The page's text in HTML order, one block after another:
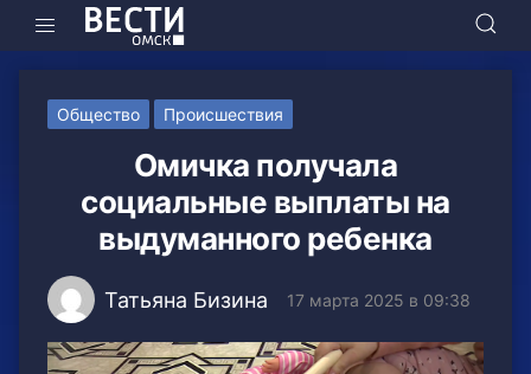
Общество Происшествия
Омичка получала
социальные выплаты на
выдуманного ребенка
Татьяна Бизина 17 марта 2025 в 09:38